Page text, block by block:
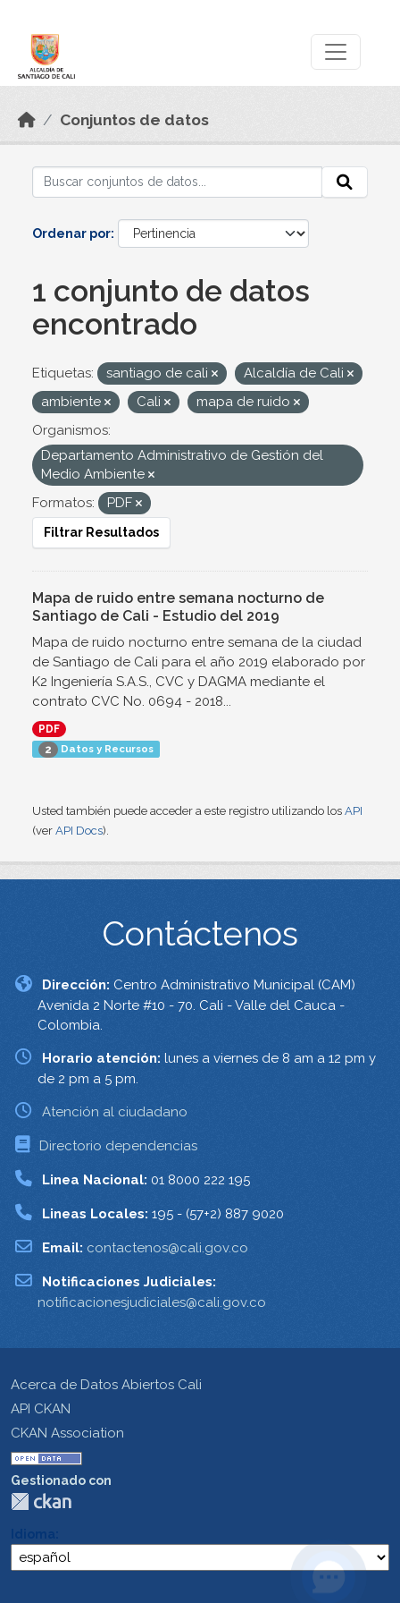
Conjuntos de datos
Ordenar por
1 conjunto de datos
encontrado
Etiquetas: santiago de cali
Alcaldía de Cali
ambiente
Cali
mapa de ruido
Organismos:
Departamento Administrativo de Gestión del
Medio Ambiente
Formatos:
PDF
Filtrar Resultados
Mapa de ruido entre semana nocturno de
Santiago de Cali - Estudio del 2019
Mapa de ruido nocturno entre semana de la ciudad
de Santiago de Cali para el año 2019 elaborado por
K2 Ingeniería S.A.S., CVC y DAGMA mediante el
contrato CVC No. 0694 - 2018...
PDF
2 Datos y Recursos
Usted también puede acceder a este registro utilizando los API
(ver API Docs).
Contáctenos
Dirección: Centro Administrativo Municipal (CAM)
Avenida 2 Norte #10 - 70. Cali - Valle del Cauca -
Colombia.
Horario atención: lunes a viernes de 8 am a 12 pm y
de 2 pm a 5 pm.
Atención al ciudadano
Directorio dependencias
Linea Nacional: 01 8000 222 195
Lineas Locales: 195 - (57+2) 887 9020
Email: contactenos@cali.gov.co
Notificaciones Judiciales:
notificacionesjudiciales@cali.gov.co
Acerca de Datos Abiertos Cali
API CKAN
CKAN Association
Gestionado con